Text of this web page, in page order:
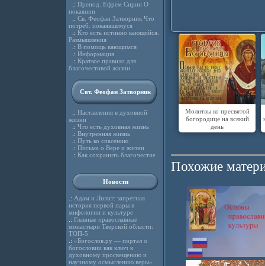
.: Препод. Ефрем Сирин О
покаянии
.: Св. Феофан Затворник Что
потреб. покаявшемуся
.: Кто есть истинно кающийся.
Размышления
.: В помощь кающимся
.: Информация
.: Краткое правило для
благочестивой жизни
Свт. Феофан Затворник
.: Наставления в духовной
жизни
.: Что есть духовная жизнь
.: Внутренняя жизнь
.: Путь ко спасению
.: Письма о Вере и жизни
.: Как сохранить благочестие
Новости
.: Адам и Лилит: запретная
история первой пары в
мифологии и культуре
.: Главные православные
монастыри Тверской области:
ТОП-5
.: «Богослов.ру — портал о
богословии как ключ к
духовному просвещению и
научному осмыслению веры»
Молитвы ко пресвятой
богородице на всякий
день
Похожие